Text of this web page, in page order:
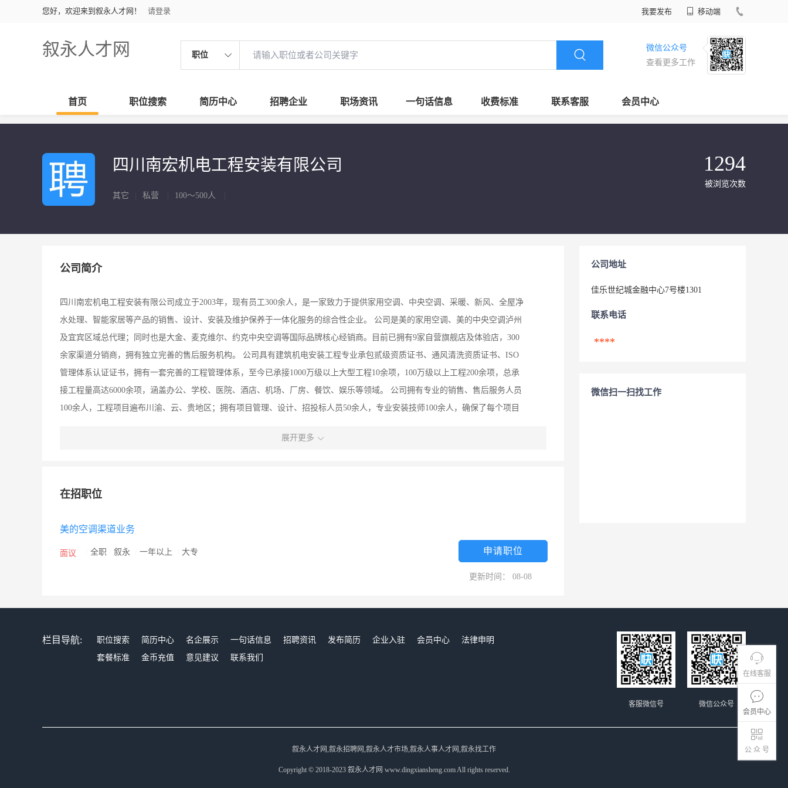
您好，欢迎来到叙永人才网！ 请登录 我要发布 移动端
叙永人才网 职位
微信公众号
查看更多工作
首页 职位搜索 简历中心 招聘企业 职场资讯 一句话信息 收费标准 联系客服 会员中心
在线客服
会员中心
公 众 号
四川南宏机电工程安装有限公司
其它 私营 100～500人
1294
被浏览次数
公司简介
四川南宏机电工程安装有限公司成立于2003年，现有员工300余人，是一家致力于提供家用空调、中央空调、采暖、新风、全屋净
水处理、智能家居等产品的销售、设计、安装及维护保养于一体化服务的综合性企业。 公司是美的家用空调、美的中央空调泸州
及宜宾区域总代理；同时也是大金、麦克维尔、约克中央空调等国际品牌核心经销商。目前已拥有9家自营旗舰店及体验店，300
余家渠道分销商，拥有独立完善的售后服务机构。 公司具有建筑机电安装工程专业承包贰级资质证书、通风清洗资质证书、ISO
管理体系认证证书，拥有一套完善的工程管理体系，至今已承接1000万级以上大型工程10余项，100万级以上工程200余项，总承
接工程量高达6000余项，涵盖办公、学校、医院、酒店、机场、厂房、餐饮、娱乐等领域。 公司拥有专业的销售、售后服务人员
100余人，工程项目遍布川渝、云、贵地区；拥有项目管理、设计、招投标人员50余人，专业安装技师100余人，确保了每个项目
流的品质，一流的信誉，在行业界赢得了良好的口碑。 公司秉承“诚信、创新、共创、共享”的企业文化，以诚信为基石，搭建与
展开更多
在招职位
美的空调渠道业务
面议 全职 叙永 一年以上 大专 申请职位
更新时间： 08-08
公司地址
佳乐世纪城金融中心7号楼1301
联系电话
****
微信扫一扫找工作
栏目导航: 职位搜索 简历中心 名企展示 一句话信息 招聘资讯 发布简历 企业入驻 会员中心
法律申明
套餐标准
金币充值 意见建议 联系我们
微信公众号
客服微信号
叙永人才网,叙永招聘网,叙永人才市场,叙永人事人才网,叙永找工作
Copyright © 2018-2023 叙永人才网 www.dingxiansheng.com All rights reserved.